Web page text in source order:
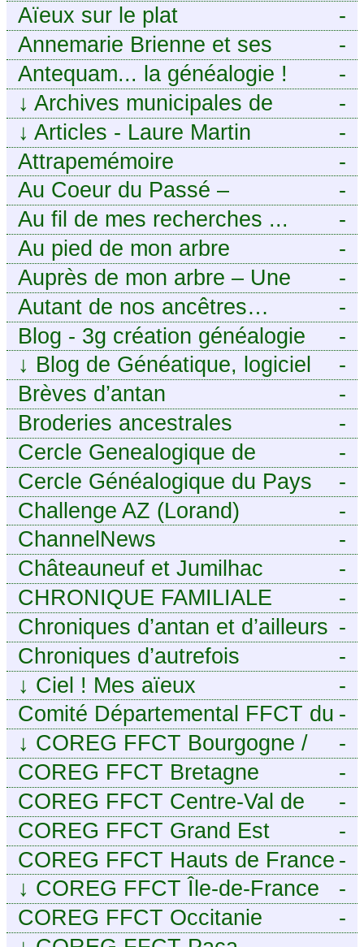
-
Aïeux sur le plat
-
Annemarie Brienne et ses
challenges de A à Z
-
Antequam... la généalogie !
-
↓ Archives municipales de
Montpellier
-
↓ Articles - Laure Martin
-
Attrapemémoire
-
Au Coeur du Passé –
Généalogie Familiale
-
Au fil de mes recherches ...
-
Au pied de mon arbre
-
Auprès de mon arbre – Une
histoire de racines
-
Autant de nos ancêtres…
-
Blog - 3g création généalogie
-
↓ Blog de Généatique, logiciel
de généalogie
-
Brèves d’antan
-
Broderies ancestrales
-
Cercle Genealogique de
l’Aveyron
-
Cercle Généalogique du Pays
de Caux - Seine-Maritime
-
Challenge AZ (Lorand)
-
ChannelNews
-
Châteauneuf et Jumilhac
-
CHRONIQUE FAMILIALE
-
Chroniques d’antan et d’ailleurs
-
Chroniques d’autrefois
-
↓ Ciel ! Mes aïeux
-
Comité Départemental FFCT du
Cher
-
↓ COREG FFCT Bourgogne /
Franche-Comté
-
COREG FFCT Bretagne
-
COREG FFCT Centre-Val de
Loire
-
COREG FFCT Grand Est
-
COREG FFCT Hauts de France
-
↓ COREG FFCT Île-de-France
-
COREG FFCT Occitanie